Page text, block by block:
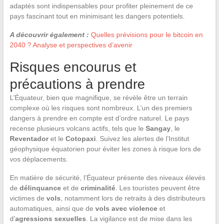
adaptés sont indispensables pour profiter pleinement de ce
pays fascinant tout en minimisant les dangers potentiels.
A découvrir également : Quelles prévisions pour le bitcoin en
2040 ? Analyse et perspectives d’avenir
Risques encourus et
précautions à prendre
L’Équateur, bien que magnifique, se révèle être un terrain
complexe où les risques sont nombreux. L’un des premiers
dangers à prendre en compte est d’ordre naturel. Le pays
recense plusieurs volcans actifs, tels que le Sangay, le
Reventadoret le Cotopaxi . Suivez les alertes de l’Institut
géophysique équatorien pour éviter les zones à risque lors de
vos déplacements.
En matière de sécurité, l’Équateur présente des niveaux élevés
de délinquanceet de criminalité. Les touristes peuvent être
victimes de vols , notamment lors de retraits à des distributeurs
automatiques, ainsi que de vols avec violenceet
d’agressions sexuelles . La vigilance est de mise dans les